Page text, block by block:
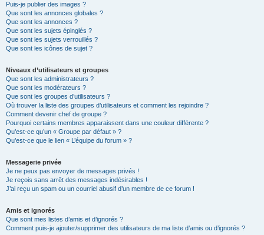
Puis-je publier des images ?
Que sont les annonces globales ?
Que sont les annonces ?
Que sont les sujets épinglés ?
Que sont les sujets verrouillés ?
Que sont les icônes de sujet ?
Niveaux d’utilisateurs et groupes
Que sont les administrateurs ?
Que sont les modérateurs ?
Que sont les groupes d’utilisateurs ?
Où trouver la liste des groupes d’utilisateurs et comment les rejoindre ?
Comment devenir chef de groupe ?
Pourquoi certains membres apparaissent dans une couleur différente ?
Qu’est-ce qu’un « Groupe par défaut » ?
Qu’est-ce que le lien « L’équipe du forum » ?
Messagerie privée
Je ne peux pas envoyer de messages privés !
Je reçois sans arrêt des messages indésirables !
J’ai reçu un spam ou un courriel abusif d’un membre de ce forum !
Amis et ignorés
Que sont mes listes d’amis et d’ignorés ?
Comment puis-je ajouter/supprimer des utilisateurs de ma liste d’amis ou d’ignorés ?